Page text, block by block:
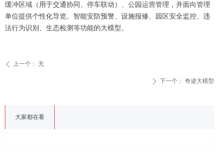
大家都在看
ꄴ 上一个： 无
ꄲ 下一个： 奇迹大模型
缓冲区域（用于交通协同、停车联动）、公园运营管理，并面向管理
单位提供个性化导览、智能安防预警、设施报修、园区安全监控、违
法行为识别、生态检测等功能的大模型。